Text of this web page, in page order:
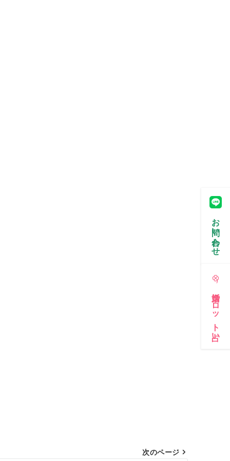
次のページ
お問い合わせ
婚活タロット占い